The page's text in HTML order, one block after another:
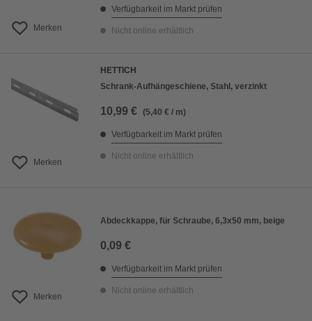
Merken
Verfügbarkeit im Markt prüfen
Nicht online erhältlich
Merken
HETTICH
Schrank-Aufhängeschiene, Stahl, verzinkt
10,99 € (5,40 € / m)
Verfügbarkeit im Markt prüfen
Nicht online erhältlich
Merken
Abdeckkappe, für Schraube, 6,3x50 mm, beige
0,09 €
Verfügbarkeit im Markt prüfen
Nicht online erhältlich